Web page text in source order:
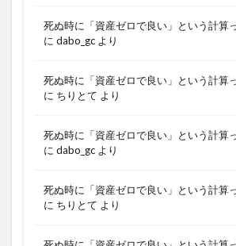
死ぬ時に「資産ゼロで良い」という計算
に dabo_gc より
死ぬ時に「資産ゼロで良い」という計算
に ちりとて より
死ぬ時に「資産ゼロで良い」という計算
に dabo_gc より
死ぬ時に「資産ゼロで良い」という計算
に ちりとて より